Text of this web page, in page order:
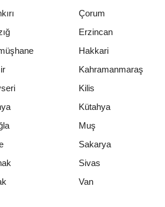
Çorum
Erzincan
Hakkari
Kahramanmaraş
Kilis
Kütahya
Muş
Sakarya
Sivas
Van